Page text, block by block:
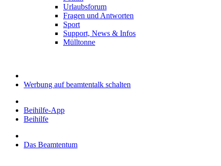
Urlaubsforum
Fragen und Antworten
Sport
Support, News & Infos
Mülltonne
Werbung auf beamtentalk schalten
Beihilfe-App
Beihilfe
Das Beamtentum